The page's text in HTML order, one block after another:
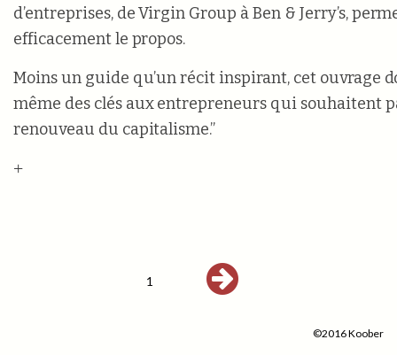
d’entreprises, de Virgin Group à Ben & Jerry’s,
efficacement le propos.
Moins un guide qu’un récit inspirant, cet ouvrage
même des clés aux entrepreneurs qui souhaitent
renouveau du capitalisme.”
+
1
©2016 Koober